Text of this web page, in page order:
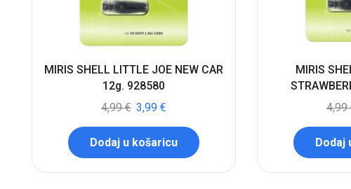
MIRIS SHELL LITTLE JOE NEW CAR
12g. 928580
4,99€ 3,99 €
Dodaj u košaricu
MIRIS
4,99
Dodaj